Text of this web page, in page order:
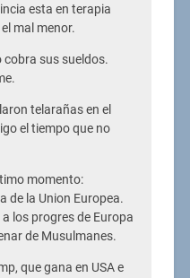
esta en terapia
mal menor.
cobra sus sueldos.
telarañas en el
el tiempo que no
momento:
de la Union Europea.
los progres de Europa
de Musulmanes.
que gana en USA e